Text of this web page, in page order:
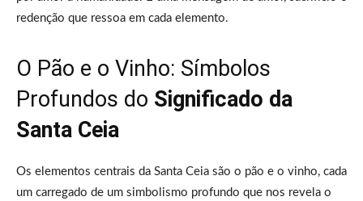
redenção que ressoa em cada elemento.
O Pão e o Vinho: Símbolos
Profundos do Significado da
Santa Ceia
Os elementos centrais da Santa Ceia são o pão e o vinho, cada
um carregado de um simbolismo profundo que nos revela o